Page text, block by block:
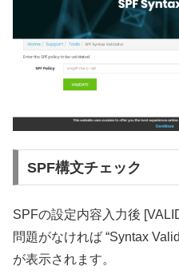
SPF構文チェック
SPFの設定内容入力後
問題がなければ “Syntax
が表示されます。